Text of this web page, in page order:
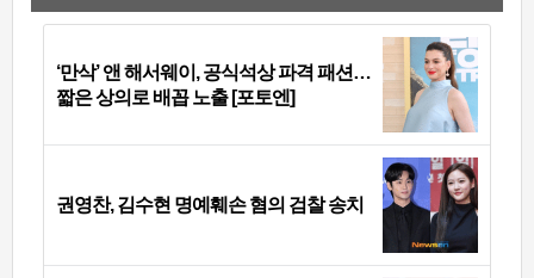
‘만삭’ 앤 해서웨이, 공식석상 파격 패션…
짧은 상의로 배꼽 노출 [포토엔]
권영찬, 김수현 명예훼손 혐의 검찰 송치